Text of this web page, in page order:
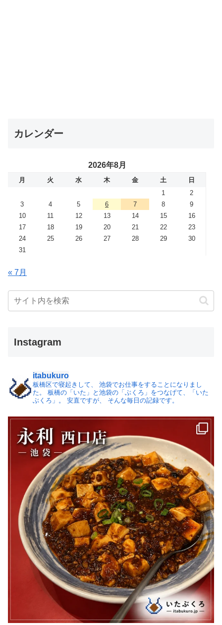
カレンダー
2026年8月
月 火 水 木 金 土
日
1
2
3
4 5 6 7 8
9
10
11 12 13 14 15
16
17
18 19 20 21 22
23
24
25 26 27 28 29
30
31
« 7月
Instagram
itabukuro
板橋区で寝起きして、
池袋でお仕事をすることになりまし
た。
板橋の「いた」と池袋の「ぶくろ」をつなげて、「いた
ぶくろ」。
安直ですが、 そんな毎日の記録です。